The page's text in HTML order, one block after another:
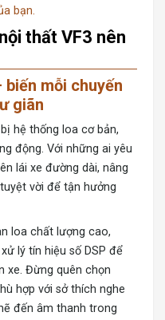
bạn.
thất VF3 nên
biến mỗi chuyến
giãn
hệ thống loa cơ bản,
động. Với những ai yêu
lái xe đường dài, nâng
vời để tận hưởng
loa chất lượng cao,
lý tín hiệu số DSP để
xe. Đừng quên chọn
hợp với sở thích nghe
đến âm thanh trong